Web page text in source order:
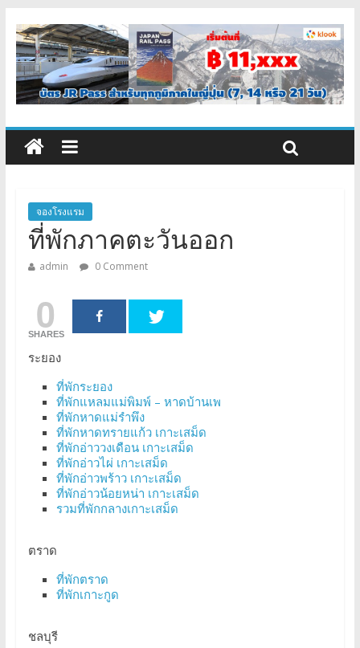
จองโรงแรม
ที่พักภาคตะวันออก
admin 0 Comment
0
SHARES
ระยอง
ที่พักระยอง
ที่พักแหลมแม่พิมพ์ – หาดบ้านเพ
ที่พักหาดแม่รำพึง
ที่พักหาดทรายแก้ว เกาะเสม็ด
ที่พักอ่าววงเดือน เกาะเสม็ด
ที่พักอ่าวไผ่ เกาะเสม็ด
ที่พักอ่าวพร้าว เกาะเสม็ด
ที่พักอ่าวน้อยหน่า เกาะเสม็ด
รวมที่พักกลางเกาะเสม็ด
ตราด
ที่พักตราด
ที่พักเกาะกูด
ชลบุรี